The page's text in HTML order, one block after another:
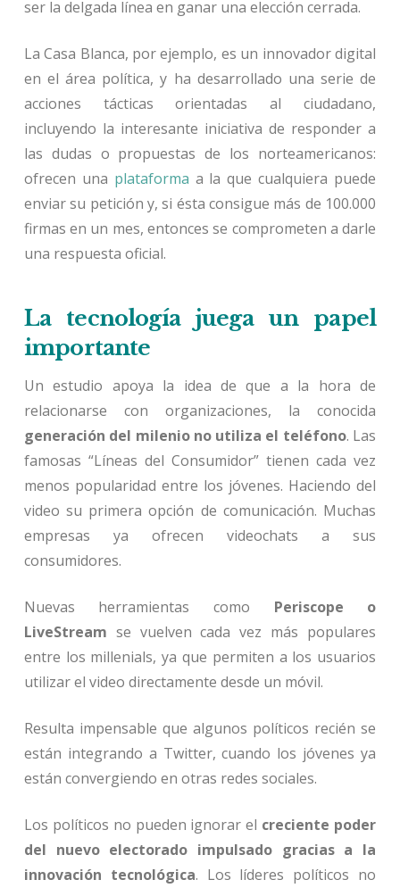
ser la delgada línea en ganar una elección cerrada.
La Casa Blanca, por ejemplo, es un innovador digital
en el área política, y ha desarrollado una serie de
acciones tácticas orientadas al ciudadano,
incluyendo la interesante iniciativa de responder a
las dudas o propuestas de los norteamericanos:
ofrecen una plataforma a la que cualquiera puede
enviar su petición y, si ésta consigue más de 100.000
firmas en un mes, entonces se comprometen a darle
una respuesta oficial.
La tecnología juega un papel
importante
Un estudio apoya la idea de que a la hora de
relacionarse con organizaciones, la conocida
generación del milenio no utiliza el teléfono. Las
famosas “Líneas del Consumidor” tienen cada vez
menos popularidad entre los jóvenes. Haciendo del
video su primera opción de comunicación. Muchas
empresas ya ofrecen videochats a sus
consumidores.
Nuevas herramientas como Periscope o
LiveStream se vuelven cada vez más populares
entre los millenials, ya que permiten a los usuarios
utilizar el video directamente desde un móvil.
Resulta impensable que algunos políticos recién se
están integrando a Twitter, cuando los jóvenes ya
están convergiendo en otras redes sociales.
Los políticos no pueden ignorar el creciente poder
del nuevo electorado impulsado gracias a la
innovación tecnológica. Los líderes políticos no